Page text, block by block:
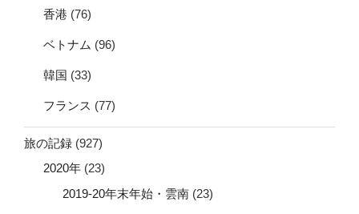
香港 (76)
ベトナム (96)
韓国 (33)
フランス (77)
旅の記録 (927)
2020年 (23)
2019-20年末年始・雲南 (23)